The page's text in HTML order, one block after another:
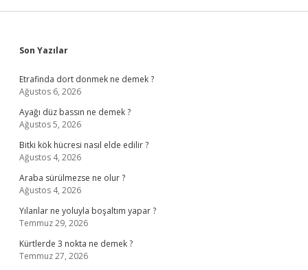
Sidebar
Son Yazılar
Etrafinda dort donmek ne demek ?
Ağustos 6, 2026
Ayağı düz bassın ne demek ?
Ağustos 5, 2026
Bitki kök hücresi nasıl elde edilir ?
Ağustos 4, 2026
Araba sürülmezse ne olur ?
Ağustos 4, 2026
Yılanlar ne yoluyla boşaltım yapar ?
Temmuz 29, 2026
Kürtlerde 3 nokta ne demek ?
Temmuz 27, 2026